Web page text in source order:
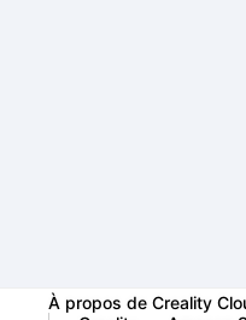
À propos de Creality